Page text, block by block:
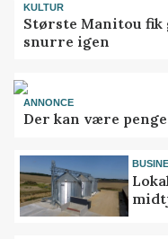
KULTUR
Største Manitou
snurre igen
ANNONCE
Der kan være